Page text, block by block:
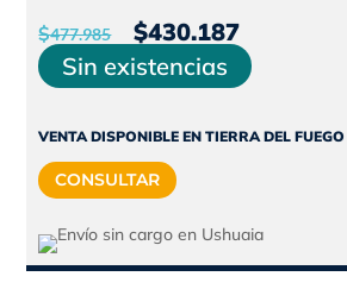
$477.985
El
precio
original
era:
$477.985.
$430.187El
precio
actual
es:
Sin existencias
VENTA DISPONIBLE EN TIERRA DEL FUEGO
CONSULTAR